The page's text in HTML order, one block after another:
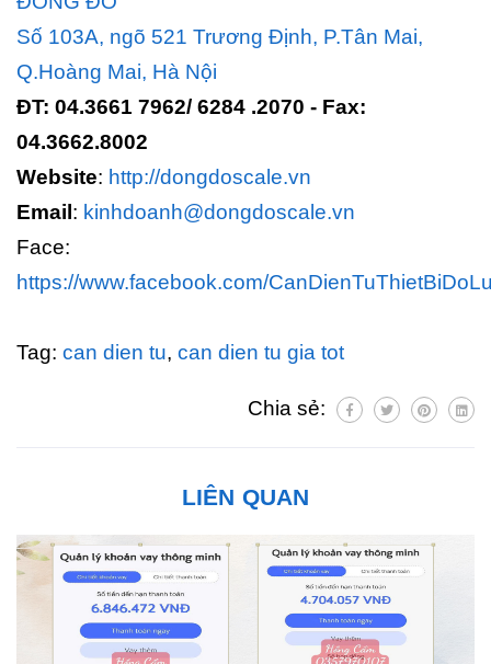
Số 103A, ngõ 521 Trương Định, P.Tân Mai,
Q.Hoàng Mai, Hà Nội
ĐT: 04.3661 7962/ 6284 .2070 - Fax:
04.3662.8002
Website: http://dongdoscale.vn
Email : kinhdoanh@dongdoscale.vn
Face:
https://www.facebook.com/
Tag: can dien tu, can dien tu gia tot
Chia sẻ:
LIÊN QUAN